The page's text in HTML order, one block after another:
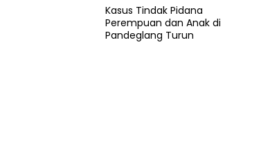
Kasus Tindak Pidana
Perempuan dan Anak di
Pandeglang Turun